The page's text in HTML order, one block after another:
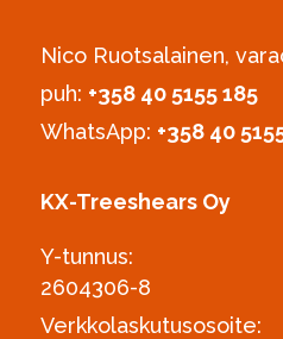
Nico Ruotsalainen,
puh: ‪+358 40 5155 185‬
WhatsApp: +358 40
KX-Treeshears Oy
Y-tunnus:
2604306-8
Verkkolaskutusosoite: